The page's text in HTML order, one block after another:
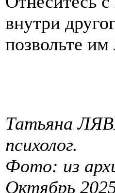
внутри
позвольте
Татьяна
психолог.
Фото: из
Октябрь